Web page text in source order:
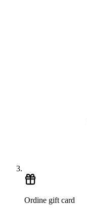
Ordine gift card